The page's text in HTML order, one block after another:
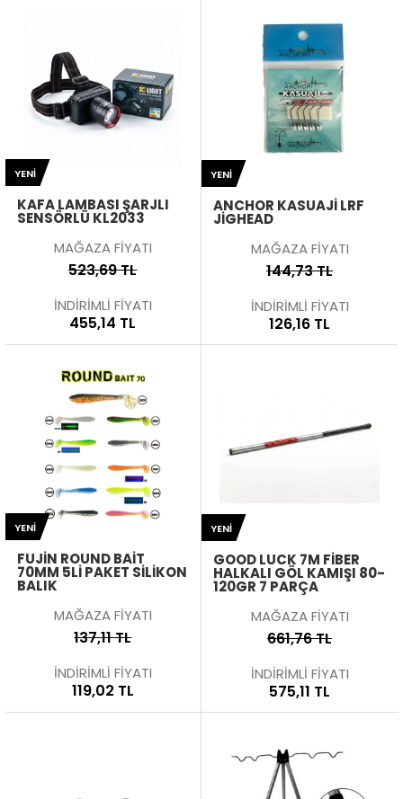
KAFA LAMBASI ŞARJLI
SENSÖRLÜ KL2033
MAĞAZA FİYATI
523,69 TL
İNDİRİMLİ FİYATI
455,14 TL
YENI
ANCHOR KASUAJI LRF
JIGHEAD
MAĞAZA FİYATI
144,73 TL
İNDİRİMLİ FİYATI
126,16 TL
YENI
FUJIN ROUND BAIT
70MM 5LI PAKET SILIKON
BALIK
MAĞAZA FİYATI
137,11 TL
İNDİRİMLİ FİYATI
119,02 TL
YENI
GOOD LUCK 7M FIBER
HALKALI GÖL KAMIŞI 80-
120GR 7 PARÇA
MAĞAZA FİYATI
661,76 TL
İNDİRİMLİ FİYATI
575,11 TL
YENI